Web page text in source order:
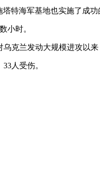
特海军基地也实施了成功
小时。
克兰发动大规模进攻以来
人受伤。